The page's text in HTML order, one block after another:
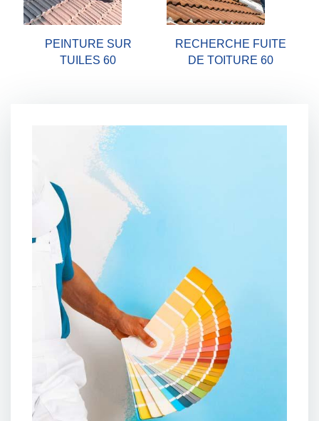
PEINTURE SUR
TUILES 60
RECHERCHE FUITE
DE TOITURE 60